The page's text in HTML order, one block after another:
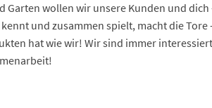
Garten wollen wir unsere Kunden und dich
und zusammen spielt, macht die Tore
hat wie wir! Wir sind immer